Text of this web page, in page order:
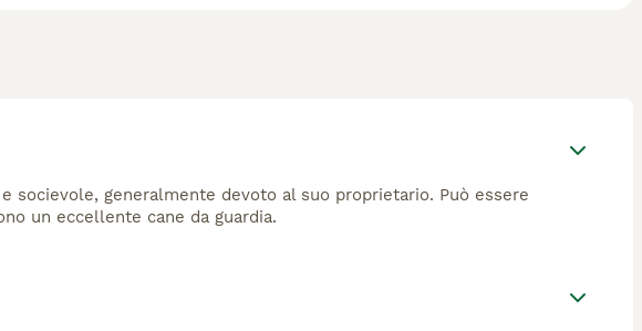
socievole, generalmente devoto al suo proprietario. Può essere
un eccellente cane da guardia.